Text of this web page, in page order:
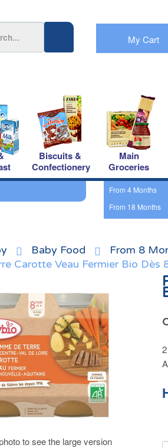
My Cart
Biscuits &
Confectionery
Main
Groceries
From 4 Months
From 18 Months
Baby Food
From 8
Carotte Veau Fermier Bio Dès
to see the large version